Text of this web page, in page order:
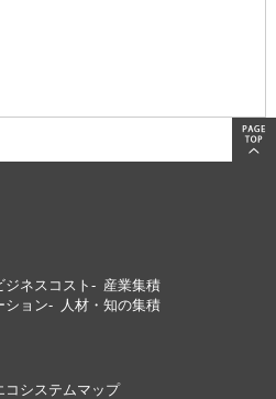
ジネスコスト
産業集積
ション 人材・知の集積
コシステムマップ